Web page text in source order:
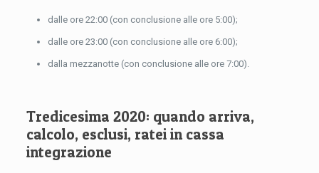
dalle ore 22:00 (con conclusione alle ore 5:00);
dalle ore 23:00 (con conclusione alle ore 6:00);
dalla mezzanotte (con conclusione alle ore 7:00).
Tredicesima 2020: quando arriva,
calcolo, esclusi, ratei in cassa
integrazione